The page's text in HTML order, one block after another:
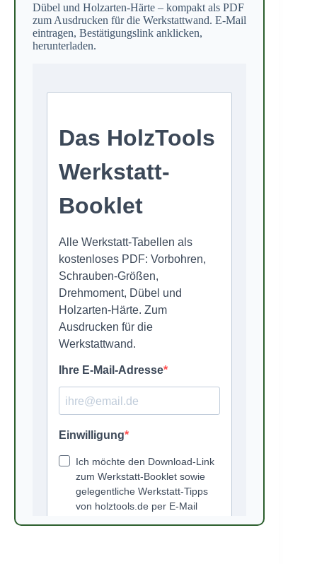
Dübel und Holzarten-Härte – kompakt als PDF
zum Ausdrucken für die Werkstattwand. E-Mail
eintragen, Bestätigungslink anklicken,
herunterladen.